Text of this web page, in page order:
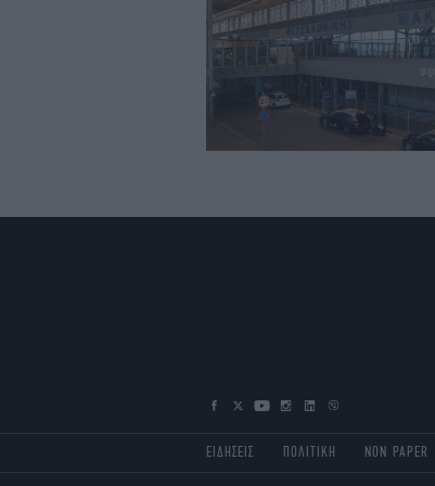
ΕΙΔΗΣΕΙΣ ΠΟΛΙΤΙΚΗ NON PAPER